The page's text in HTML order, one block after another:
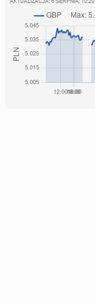
AKTUALIZACJA: 6 SIERPNIA, 10:20